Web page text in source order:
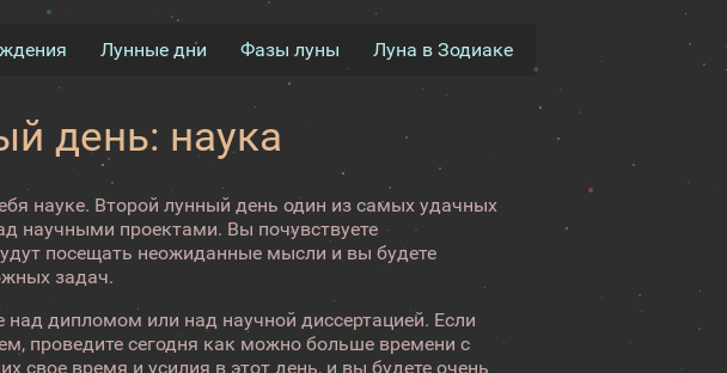
Лунные дни Фазы луны Луна в Зодиаке
день: наука
науке. Второй лунный день один из самых удачных
научными проектами. Вы почувствуете
посещать неожиданные мысли и вы будете
задач.
дипломом или над научной диссертацией. Если
проведите сегодня как можно больше времени с
свое время и усилия в этот день, и вы будете очень